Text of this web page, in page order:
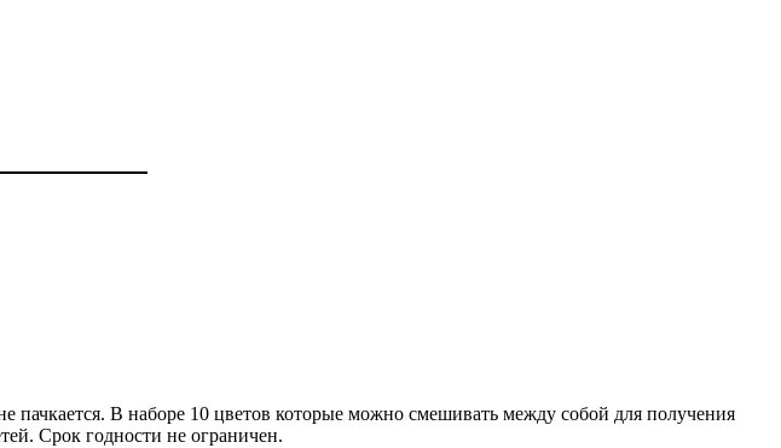
пачкается. В наборе 10 цветов которые можно смешивать между собой для получения
Срок годности не ограничен.